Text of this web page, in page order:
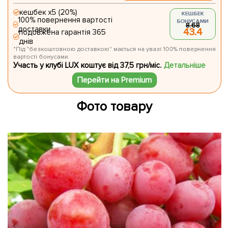
кешбек х5 (20%)
100% повернення вартості
доставки
подовжена гарантія 365
днів
КЕШБЕК
БОНУСАМИ
8.68
43.4
*Під "безкоштовною доставкою" мається на увазі 100% повернення
вартості бонусами.
Участь у клубі LUX коштує від 37,5 грн/міс.Детальніше
Перейти на Premium
Фото товару